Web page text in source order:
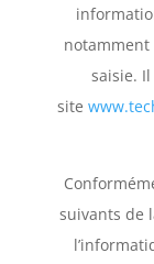
notamment
saisie.
site
suivants de